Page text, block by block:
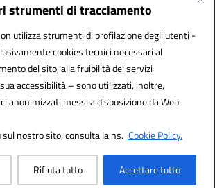
strumenti di tracciamento
utilizza strumenti di profilazione degli utenti -
cookies tecnici necessari al
del sito, alla fruibilità dei servizi
accessibilità – sono utilizzati, inoltre,
anonimizzati messi a disposizione da Web
sul nostro sito, consulta la ns. Cookie Policy.
Rifiuta tutto Accettare tutto
e Via Falcone n.20 - 91025 Marsala
(PEC):tppm03000q@pec.istruzione.it
TPPM03000Q
& Powered by 3D Solution S.r.l.
& Design by Designers Italia